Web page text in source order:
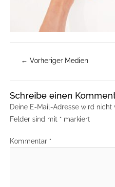
← Vorheriger Medien
Schreibe einen
Deine E-Mail-Adresse wird nicht
Felder sind mit * markiert
Kommentar *